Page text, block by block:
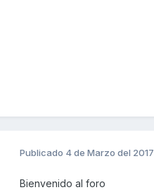
Publicado 4 de Marzo del 2017
Bienvenido al foro